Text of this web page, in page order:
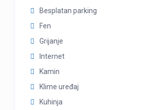
Besplatan parking
Fen
Grijanje
Internet
Kamin
Klime uređaj
Kuhinja